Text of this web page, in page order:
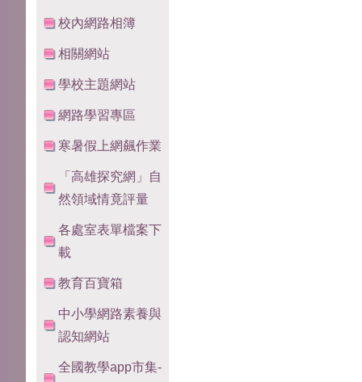
校內網路相簿
相關網站
學校主題網站
網路學習專區
寒暑假上網飆作業
「高雄探究網」自
然領域情竟評量
各處室表單檔案下
載
教育百寶箱
中小學網路素養與
認知網站
全國教學app市集-